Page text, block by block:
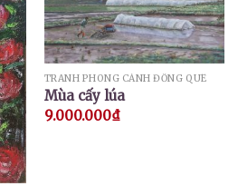
TRANH PHONG CẢNH ĐỒNG QUÊ
Mùa cấy lúa
9.000.000₫